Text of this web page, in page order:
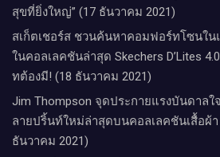
สุขที่ยิ่งใหญ่” (17 ธันวาคม 2021)
สเก็ตเชอร์ส ชวนค้นหาคอมฟอร์ทโซน
ในคอลเลคชันล่าสุด Skechers D’Lites
ทต้องมี! (18 ธันวาคม 2021)
Jim Thompson จุดประกายแรงบันดาลใ
ลายปริ้นท์ใหม่ล่าสุดบนคอลเลคชันเสื้อผ้า
ธันวาคม 2021)